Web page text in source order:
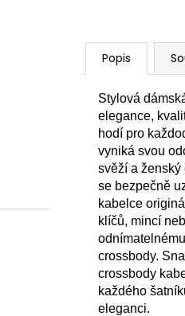
Popis
Stylová
elegance,
hodí pro
vyniká svou
svěží a ženský
se bezpečně
kabelce
klíčů, mincí
crossbody.
crossbody
každého
eleganci.